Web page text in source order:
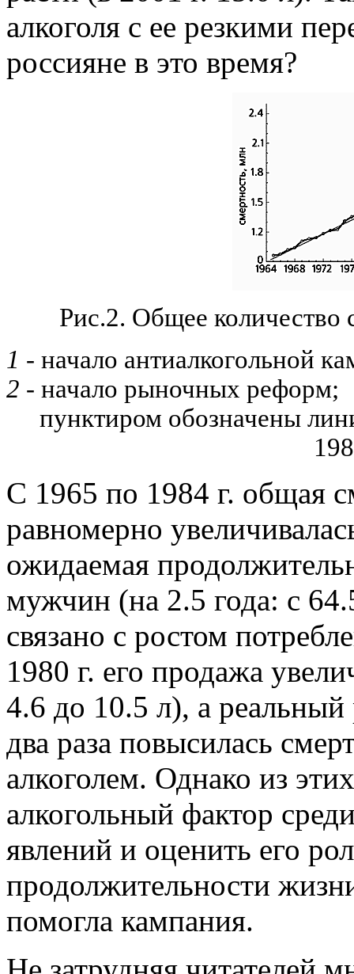
алкоголя с ее резкими
россияне в это время?
Рис.2. Общее количество
1 - начало антиалкогольной
2 - начало рыночных реформ;
пунктиром обозначены
С 1965 по 1984 г. общая
равномерно
ожидаемая
мужчин (на 2.5 года: с
связано с ростом
1980 г. его продажа
4.6 до 10.5 л), а
два раза повысилась
алкоголем. Однако из
алкогольный фактор
явлений и оценить его
продолжительности
помогла кампания.